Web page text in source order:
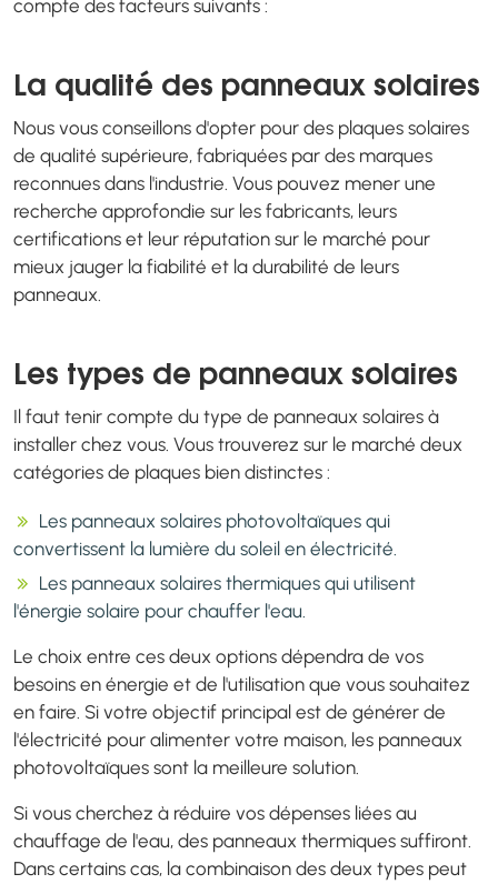
compte des facteurs suivants :
La qualité des panneaux solaires
Nous vous conseillons d'opter pour des plaques solaires
de qualité supérieure, fabriquées par des marques
reconnues dans l'industrie. Vous pouvez mener une
recherche approfondie sur les fabricants, leurs
certifications et leur réputation sur le marché pour
mieux jauger la fiabilité et la durabilité de leurs
panneaux.
Les types de panneaux solaires
Il faut tenir compte du type de panneaux solaires à
installer chez vous. Vous trouverez sur le marché deux
catégories de plaques bien distinctes :
Les panneaux solaires photovoltaïques qui
convertissent la lumière du soleil en électricité.
Les panneaux solaires thermiques qui utilisent
l'énergie solaire pour chauffer l'eau.
Le choix entre ces deux options dépendra de vos
besoins en énergie et de l'utilisation que vous souhaitez
en faire. Si votre objectif principal est de générer de
l'électricité pour alimenter votre maison, les panneaux
photovoltaïques sont la meilleure solution.
Si vous cherchez à réduire vos dépenses liées au
chauffage de l'eau, des panneaux thermiques suffiront.
Dans certains cas, la combinaison des deux types peut